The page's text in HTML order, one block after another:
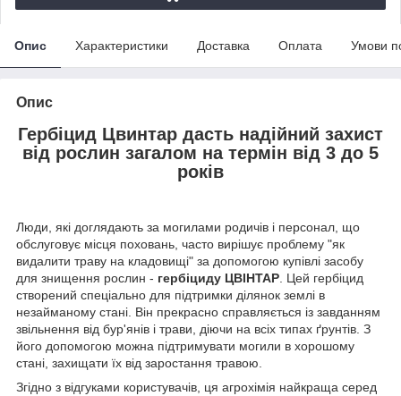
Опис Характеристики Доставка Оплата Умови
Опис
Гербіцид Цвинтар дасть надійний захист
від рослин загалом на термін від 3 до 5
років
Люди, які доглядають за могилами родичів і персонал, що
обслуговує місця поховань, часто вирішує проблему "як
видалити траву на кладовищі" за допомогою купівлі засобу
для знищення рослин - гербіциду ЦВІНТАР. Цей гербіцид
створений спеціально для підтримки ділянок землі в
незайманому стані. Він прекрасно справляється із завданням
звільнення від бур'янів і трави, діючи на всіх типах ґрунтів. З
його допомогою можна підтримувати могили в хорошому
стані, захищати їх від заростання травою.
Згідно з відгуками користувачів, ця агрохімія найкраща серед